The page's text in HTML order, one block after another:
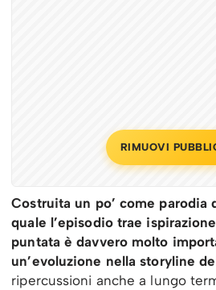
RIMUOVI
Costruita un po’ come parodia
quale l’episodio trae
puntata è davvero molto
un’evoluzione nella storyline
ripercussioni anche a lungo